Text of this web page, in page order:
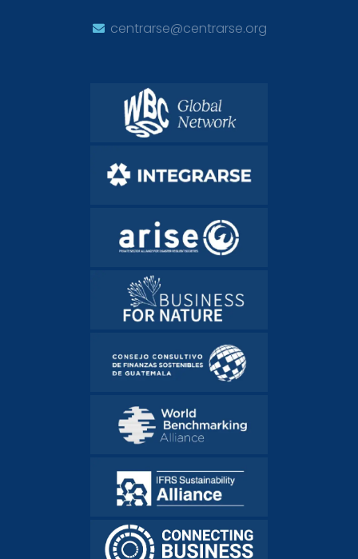
centrarse@centrarse.org